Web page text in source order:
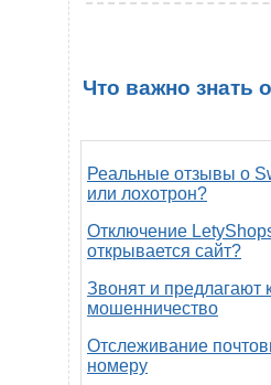
Что важно знать
Реальные отзывы о
или лохотрон?
Отключение
открывается сайт?
Звонят и предлагают
мошенничество
Отслеживание
номеру